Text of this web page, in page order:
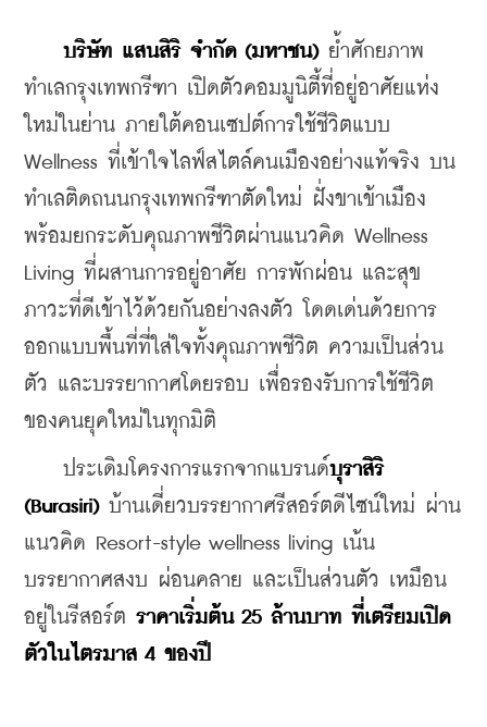
บริษัท แสนสิริ จำกัด (มหาชน) ย้ำศักยภาพ
ทำเลกรุงเทพกรีฑา เปิดตัวคอมมูนิตี้ที่อยู่อาศัยแห่ง
ใหม่ในย่าน ภายใต้คอนเซปต์การใช้ชีวิตแบบ
Wellness ที่เข้าใจไลฟ์สไตล์คนเมืองอย่างแท้จริง บน
ทำเลติดถนนกรุงเทพกรีฑาตัดใหม่ ฝั่งขาเข้าเมือง
พร้อมยกระดับคุณภาพชีวิตผ่านแนวคิด Wellness
Living ที่ผสานการอยู่อาศัย การพักผ่อน และสุข
ภาวะที่ดีเข้าไว้ด้วยกันอย่างลงตัว โดดเด่นด้วยการ
ออกแบบพื้นที่ที่ใส่ใจทั้งคุณภาพชีวิต ความเป็นส่วน
ตัว และบรรยากาศโดยรอบ เพื่อรองรับการใช้ชีวิต
ของคนยุคใหม่ในทุกมิติ
ประเดิมโครงการแรกจากแบรนด์บุราสิริ
(Burasiri) บ้านเดี่ยวบรรยากาศรีสอร์ตดีไซน์ใหม่ ผ่าน
แนวคิด Resort-style wellness living เน้น
บรรยากาศสงบ ผ่อนคลาย และเป็นส่วนตัว เหมือน
อยู่ในรีสอร์ต ราคาเริ่มต้น 25 ล้านบาท ที่เตรียมเปิด
ตัวในไตรมาส 4 ของปี